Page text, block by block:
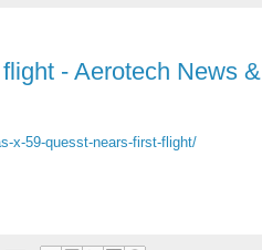
- Aerotech News &
x-59-quesst-nears-first-flight/